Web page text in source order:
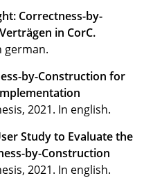
Correctness-by-
in CorC.
german.
by-Construction for
2021. In english.
Study to Evaluate the
by-Construction
2021. In english.